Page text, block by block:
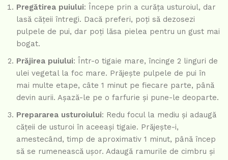
Pregătirea puiului: Începe prin a curăța usturoiul, dar
lasă cățeii întregi. Dacă preferi, poți să dezosezi
pulpele de pui, dar poți lăsa pielea pentru un gust mai
bogat.
Prăjirea puiului: Într-o tigaie mare, încinge 2 linguri de
ulei vegetal la foc mare. Prăjește pulpele de pui în
mai multe etape, câte 1 minut pe fiecare parte, până
devin aurii. Așază-le pe o farfurie și pune-le deoparte.
Prepararea usturoiului: Redu focul la mediu și adaugă
cățeii de usturoi în aceeași tigaie. Prăjește-i,
amestecând, timp de aproximativ 1 minut, până încep
să se rumenească ușor. Adaugă ramurile de cimbru și